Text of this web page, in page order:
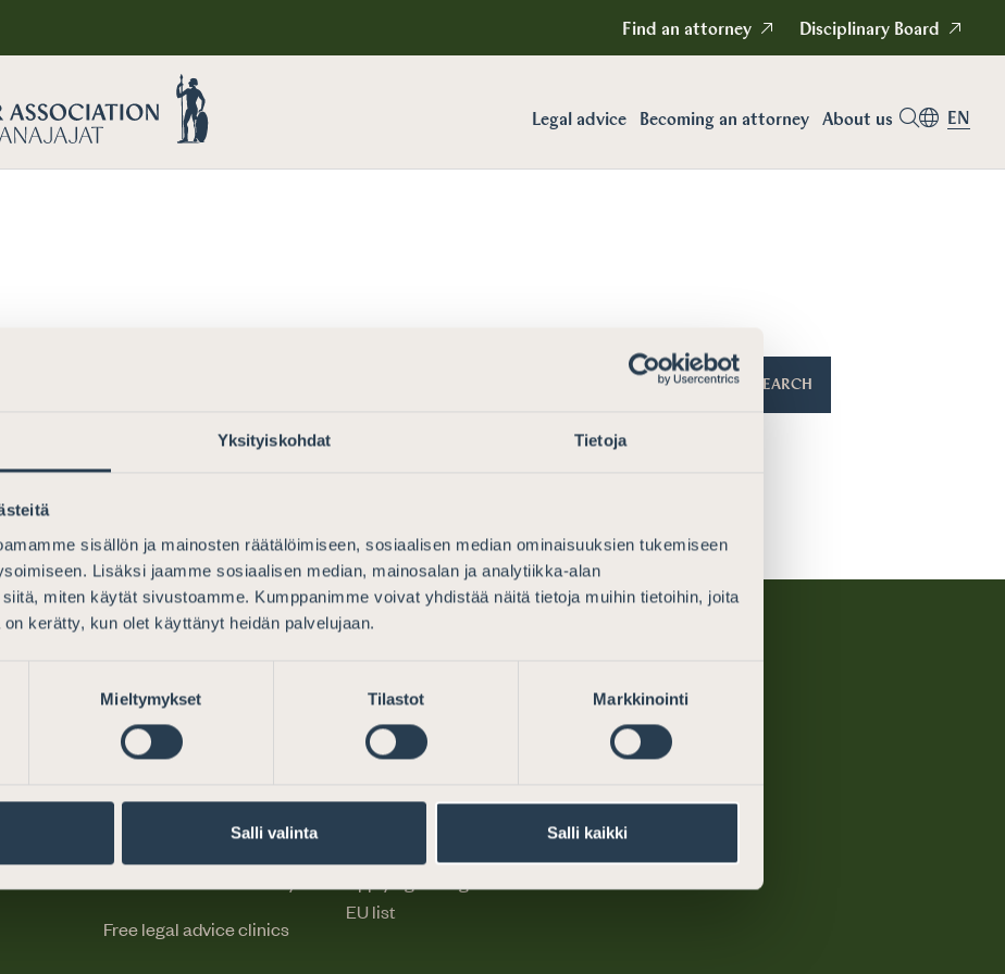
Yksityiskohdat Tietoja
sisällön ja mainosten räätälöimiseen, sosiaalisen median ominaisuuksien tukemiseen
Lisäksi jaamme sosiaalisen median, mainosalan ja analytiikka-alan
miten käytät sivustoamme. Kumppanimme voivat yhdistää näitä tietoja muihin tietoihin, joita
kerätty, kun olet käyttänyt heidän palvelujaan.
Mieltymykset Tilastot Markkinointi
Salli valinta Salli kaikki
Find an attorney Disciplinary Board
Legal advice Becoming an attorney About us EN
SEARCH
Try a new search term.
Why choose an attorney
Free legal advice clinics
Becoming an attorney
Competence requirements
EU list
What we do